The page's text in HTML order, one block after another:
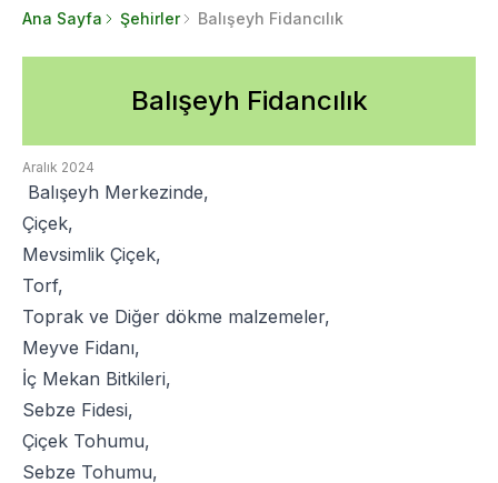
Ana Sayfa Şehirler Balışeyh Fidancılık
Balışeyh Fidancılık
Aralık 2024
Balışeyh Merkezinde,
Çiçek,
Mevsimlik Çiçek,
Torf,
Toprak ve Diğer dökme malzemeler,
Meyve Fidanı,
İç Mekan Bitkileri,
Sebze Fidesi,
Çiçek Tohumu,
Sebze Tohumu,